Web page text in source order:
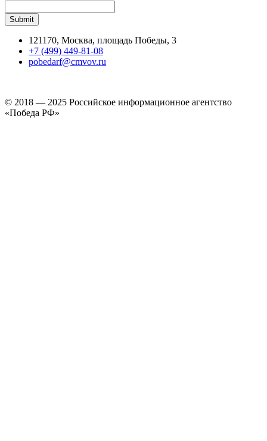
121170, Москва, площадь Победы, 3
+7 (499) 449-81-08
pobedarf@cmvov.ru
© 2018 — 2025 Российское информационное агентство
«Победа РФ»